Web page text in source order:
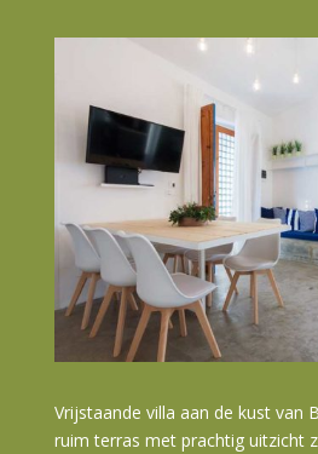
Vrijstaande villa aan de kust van
ruim terras met prachtig uitzicht